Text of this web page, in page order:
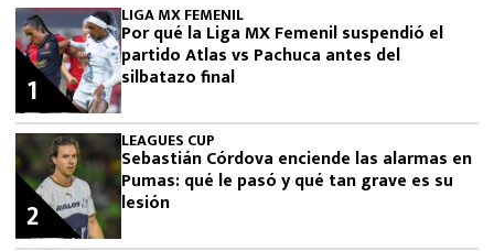
LIGA MX FEMENIL
Por qué la Liga MX Femenil suspendió el
partido Atlas vs Pachuca antes del
silbatazo final
1
LEAGUES CUP
Sebastián Córdova enciende las alarmas en
Pumas: qué le pasó y qué tan grave es su
lesión
2